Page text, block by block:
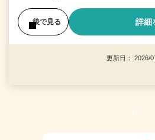
後で見る 詳細
更新日： 2026/
1